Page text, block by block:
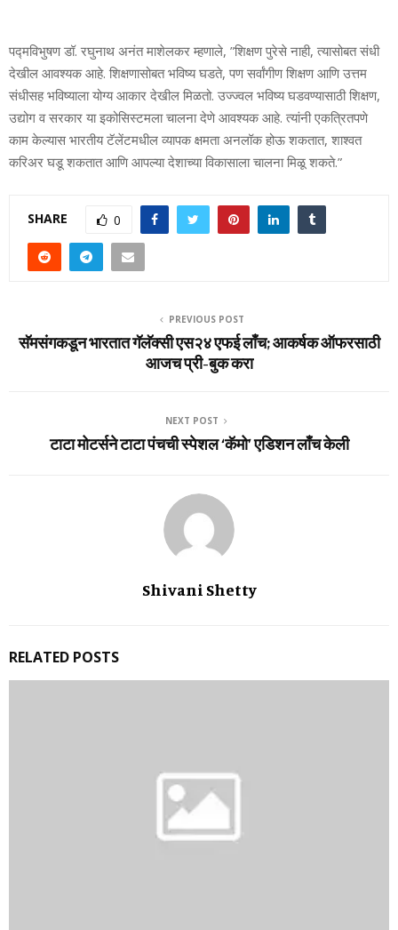
पद्मविभुषण डॉ. रघुनाथ अनंत माशेलकर म्‍हणाले, ”शिक्षण पुरेसे नाही, त्‍यासोबत संधी
देखील आवश्‍यक आहे. शिक्षणासोबत भविष्‍य घडते, पण सर्वांगीण शिक्षण आणि उत्तम
संधीसह भविष्‍याला योग्‍य आकार देखील मिळतो. उज्‍ज्‍वल भविष्‍य घडवण्‍यासाठी शिक्षण,
उद्योग व सरकार या इकोसिस्‍टमला चालना देणे आवश्‍यक आहे. त्‍यांनी एकत्रितपणे
काम केल्‍यास भारतीय टॅलेंटमधील व्‍यापक क्षमता अनलॉक होऊ शकतात, शाश्‍वत
करिअर घडू शकतात आणि आपल्‍या देशाच्‍या विकासाला चालना मिळू शकते.”
SHARE 0
PREVIOUS POST
सॅमसंगकडून भारतात गॅलॅक्‍सी एस२४ एफई लाँच; आकर्षक ऑफरसाठी
आजच प्री-बुक करा
NEXT POST
टाटा मोटर्सने टाटा पंचची स्‍पेशल ‘कॅमो’ एडिशन लाँच केली
Shivani Shetty
RELATED POSTS